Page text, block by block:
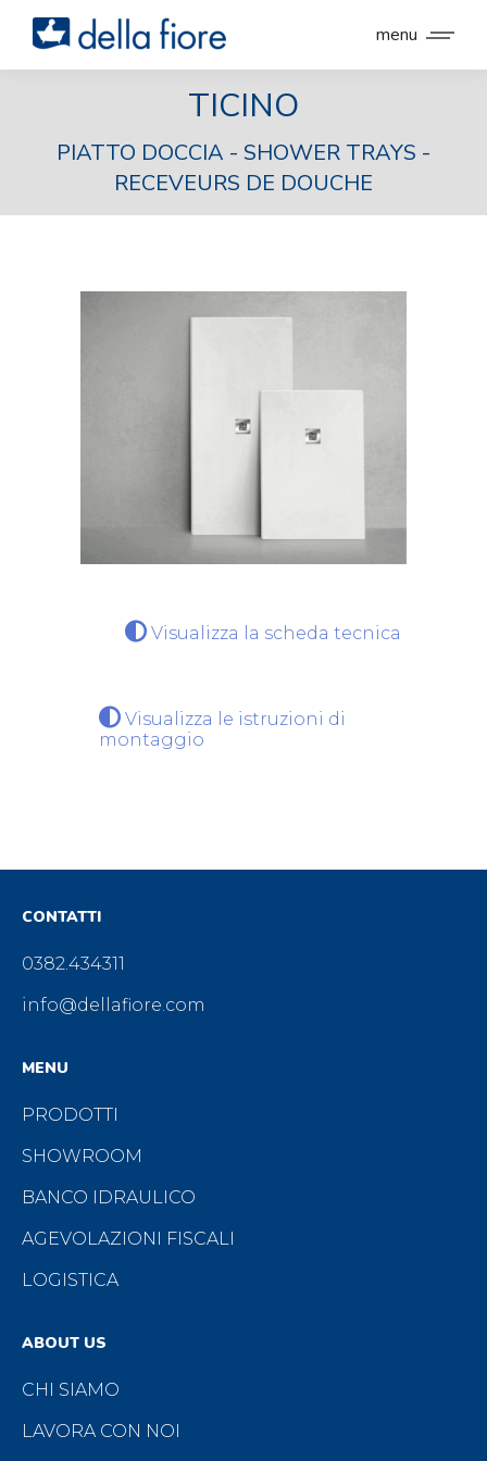
menu
TICINO
PIATTO DOCCIA - SHOWER TRAYS -
RECEVEURS DE DOUCHE
Visualizza la scheda tecnica
Visualizza le istruzioni di
montaggio
CONTATTI
0382.434311
info@dellafiore.com
MENU
PRODOTTI
SHOWROOM
BANCO IDRAULICO
AGEVOLAZIONI FISCALI
LOGISTICA
ABOUT US
CHI SIAMO
LAVORA CON NOI